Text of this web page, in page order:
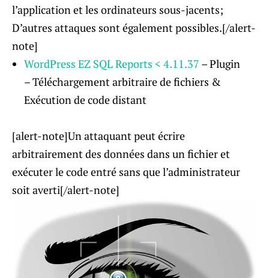
l’application et les ordinateurs sous-jacents;
D’autres attaques sont également possibles.[/alert-
note]
WordPress EZ SQL Reports < 4.11.37 – Plugin
– Téléchargement arbitraire de fichiers &
Exécution de code distant
[alert-note]Un attaquant peut écrire
arbitrairement des données dans un fichier et
exécuter le code entré sans que l’administrateur
soit averti[/alert-note]